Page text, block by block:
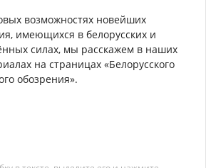
возможностях новейших
имеющихся в белорусских и
силах, мы расскажем в наших
на страницах «Белорусского
обозрения».